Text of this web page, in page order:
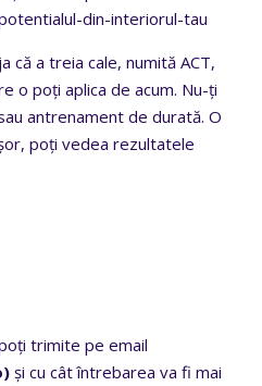
din-interiorul-tau
că a treia cale, numită ACT,
o poți aplica de acum. Nu-ți
antrenament de durată. O
poți vedea rezultatele
trimite pe email
și cu cât întrebarea va fi mai